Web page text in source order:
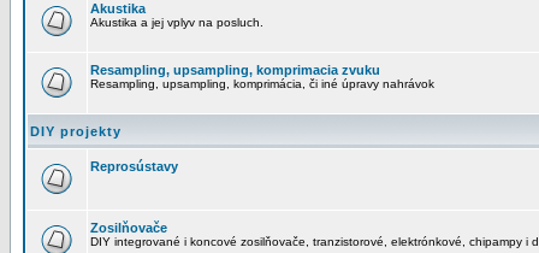
Akustika
Akustika a jej vplyv na posluch.
Resampling, upsampling, komprimacia zvuku
Resampling, upsampling, komprimácia, či iné úpravy nahrávok
DIY projekty
Reprosústavy
Zosilňovače
DIY integrované i koncové zosilňovače, tranzistorové, elektrónkové, chipampy i